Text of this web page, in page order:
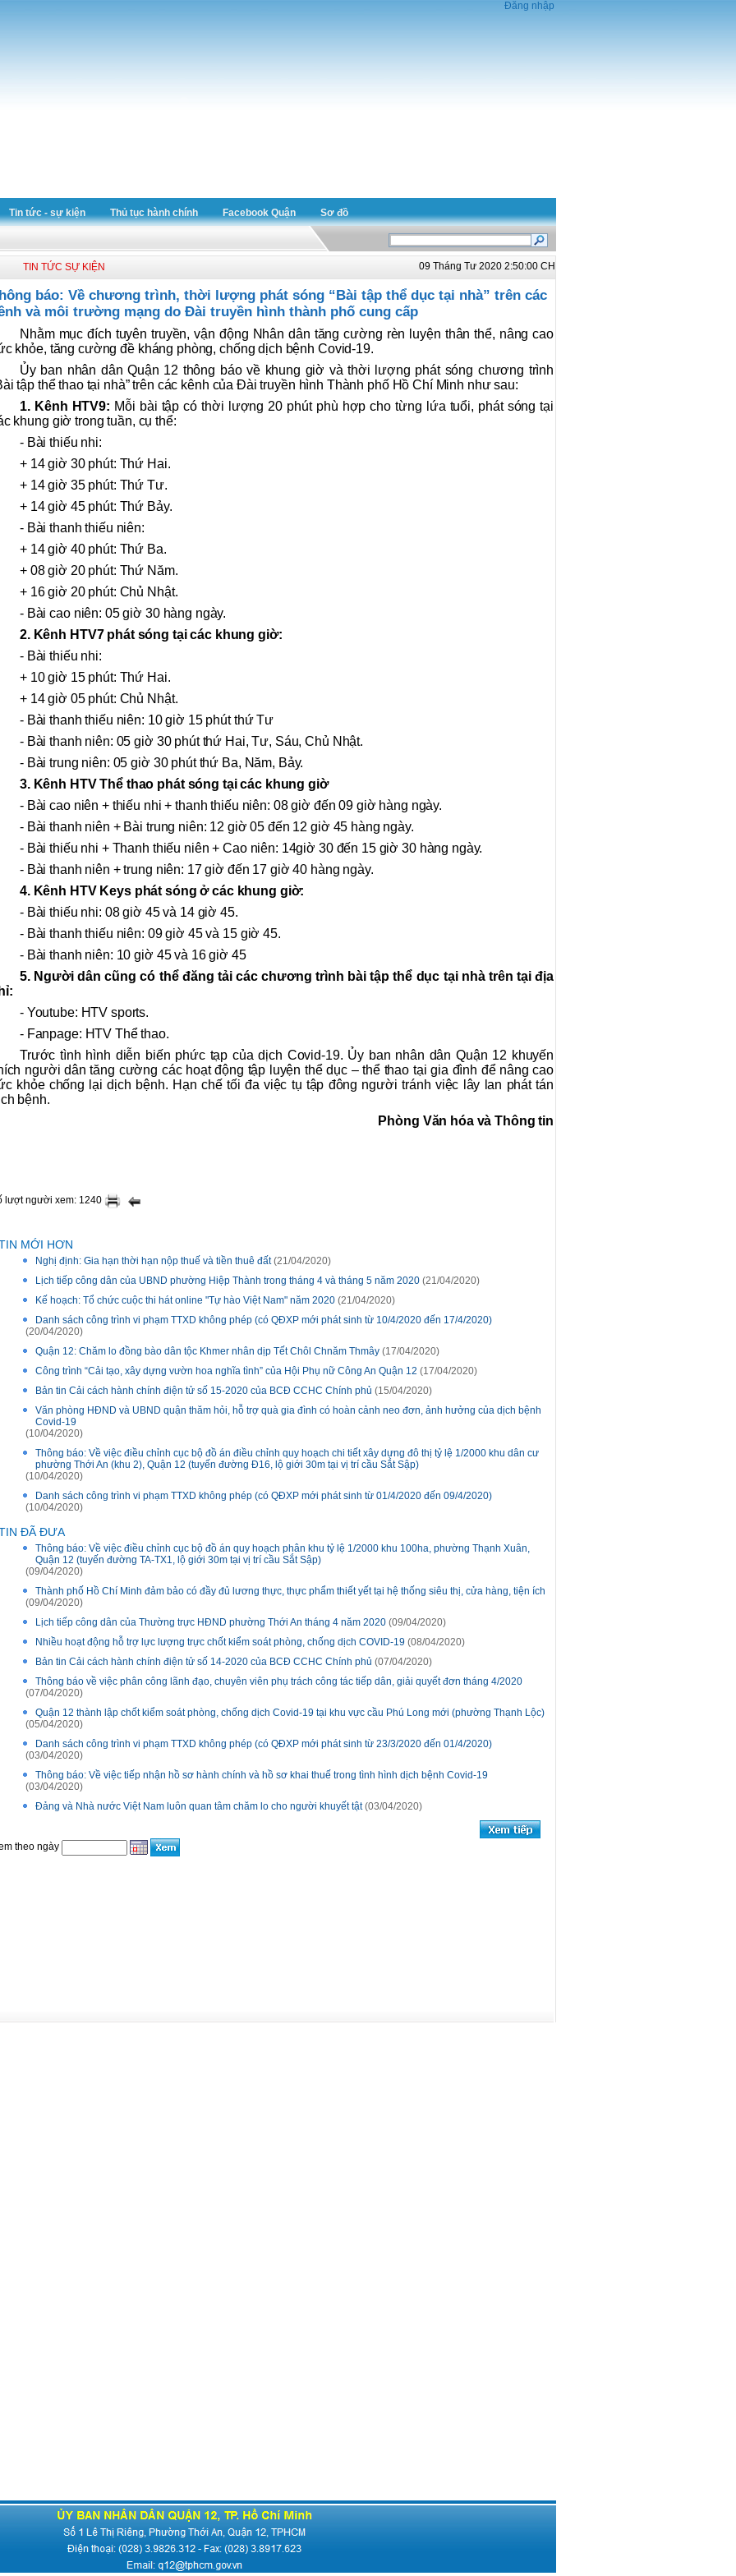
Đăng nhập
Tin tức - sự kiện Thủ tục hành chính Facebook Quận Sơ đồ
TIN TỨC SỰ KIỆN 09 Tháng Tư 2020 2:50:00 CH
báo: Về chương trình, thời lượng phát sóng “Bài tập thể dục tại nhà” trên các
và môi trường mạng do Đài truyền hình thành phố cung cấp
Nhằm mục đích tuyên truyền, vận động Nhân dân tăng cường rèn luyện thân thể, nâng cao
khỏe, tăng cường đề kháng phòng, chống dịch bệnh Covid-19.
Ủy ban nhân dân Quận 12 thông báo về khung giờ và thời lượng phát sóng chương trình
tập thể thao tại nhà” trên các kênh của Đài truyền hình Thành phố Hồ Chí Minh như sau:
1. Kênh HTV9: Mỗi bài tập có thời lượng 20 phút phù hợp cho từng lứa tuổi, phát sóng tại
khung giờ trong tuần, cụ thể:
- Bài thiếu nhi:
+ 14 giờ 30 phút: Thứ Hai.
+ 14 giờ 35 phút: Thứ Tư.
+ 14 giờ 45 phút: Thứ Bảy.
- Bài thanh thiếu niên:
+ 14 giờ 40 phút: Thứ Ba.
+ 08 giờ 20 phút: Thứ Năm.
+ 16 giờ 20 phút: Chủ Nhật.
- Bài cao niên: 05 giờ 30 hàng ngày.
2. Kênh HTV7 phát sóng tại các khung giờ:
- Bài thiếu nhi:
+ 10 giờ 15 phút: Thứ Hai.
+ 14 giờ 05 phút: Chủ Nhật.
- Bài thanh thiếu niên: 10 giờ 15 phút thứ Tư
- Bài thanh niên: 05 giờ 30 phút thứ Hai, Tư, Sáu, Chủ Nhật.
- Bài trung niên: 05 giờ 30 phút thứ Ba, Năm, Bảy.
3. Kênh HTV Thể thao phát sóng tại các khung giờ
- Bài cao niên + thiếu nhi + thanh thiếu niên: 08 giờ đến 09 giờ hàng ngày.
- Bài thanh niên + Bài trung niên: 12 giờ 05 đến 12 giờ 45 hàng ngày.
- Bài thiếu nhi + Thanh thiếu niên + Cao niên: 14giờ 30 đến 15 giờ 30 hàng ngày.
- Bài thanh niên + trung niên: 17 giờ đến 17 giờ 40 hàng ngày.
4. Kênh HTV Keys phát sóng ở các khung giờ:
- Bài thiếu nhi: 08 giờ 45 và 14 giờ 45.
- Bài thanh thiếu niên: 09 giờ 45 và 15 giờ 45.
- Bài thanh niên: 10 giờ 45 và 16 giờ 45
5. Người dân cũng có thể đăng tải các chương trình bài tập thể dục tại nhà trên tại địa
- Youtube: HTV sports.
- Fanpage: HTV Thể thao.
Trước tình hình diễn biến phức tạp của dịch Covid-19. Ủy ban nhân dân Quận 12 khuyến
người dân tăng cường các hoạt động tập luyện thể dục – thể thao tại gia đình để nâng cao
khỏe chống lại dịch bệnh. Hạn chế tối đa việc tụ tập đông người tránh việc lây lan phát tán
bệnh.
Phòng Văn hóa và Thông tin
lượt người xem: 1240
MỚI HƠN
Nghị định: Gia hạn thời hạn nộp thuế và tiền thuê đất(21/04/2020)
Lịch tiếp công dân của UBND phường Hiệp Thành trong tháng 4 và tháng 5 năm 2020 (21/04/2020)
Kế hoạch: Tổ chức cuộc thi hát online "Tự hào Việt Nam" năm 2020 (21/04/2020)
Danh sách công trình vi phạm TTXD không phép (có QĐXP mới phát sinh từ 10/4/2020 đến 17/4/2020)
(20/04/2020)
Quận 12: Chăm lo đồng bào dân tộc Khmer nhân dịp Tết Chôl Chnăm Thmây (17/04/2020)
Công trình “Cải tạo, xây dựng vườn hoa nghĩa tình” của Hội Phụ nữ Công An Quận 12 (17/04/2020)
Bản tin Cải cách hành chính điện tử số 15-2020 của BCĐ CCHC Chính phủ (15/04/2020)
Văn phòng HĐND và UBND quận thăm hỏi, hỗ trợ quà gia đình có hoàn cảnh neo đơn, ảnh hưởng của dịch bệnh
Covid-19
(10/04/2020)
Thông báo: Về việc điều chỉnh cục bộ đồ án điều chỉnh quy hoạch chi tiết xây dựng đô thị tỷ lệ 1/2000 khu dân cư
phường Thới An (khu 2), Quận 12 (tuyến đường Đ16, lộ giới 30m tại vị trí cầu Sắt Sập)
(10/04/2020)
Danh sách công trình vi phạm TTXD không phép (có QĐXP mới phát sinh từ 01/4/2020 đến 09/4/2020)
(10/04/2020)
ĐÃ ĐƯA
Thông báo: Về việc điều chỉnh cục bộ đồ án quy hoạch phân khu tỷ lệ 1/2000 khu 100ha, phường Thạnh Xuân,
Quận 12 (tuyến đường TA-TX1, lộ giới 30m tại vị trí cầu Sắt Sập)
(09/04/2020)
Thành phố Hồ Chí Minh đảm bảo có đầy đủ lương thực, thực phẩm thiết yết tại hệ thống siêu thị, cửa hàng, tiện ích
(09/04/2020)
Lịch tiếp công dân của Thường trực HĐND phường Thới An tháng 4 năm 2020 (09/04/2020)
Nhiều hoạt động hỗ trợ lực lượng trực chốt kiểm soát phòng, chống dịch COVID-19 (08/04/2020)
Bản tin Cải cách hành chính điện tử số 14-2020 của BCĐ CCHC Chính phủ (07/04/2020)
Thông báo về việc phân công lãnh đạo, chuyên viên phụ trách công tác tiếp dân, giải quyết đơn tháng 4/2020
(07/04/2020)
Quận 12 thành lập chốt kiểm soát phòng, chống dịch Covid-19 tại khu vực cầu Phú Long mới (phường Thạnh Lộc)
(05/04/2020)
Danh sách công trình vi phạm TTXD không phép (có QĐXP mới phát sinh từ 23/3/2020 đến 01/4/2020)
(03/04/2020)
Thông báo: Về việc tiếp nhận hồ sơ hành chính và hồ sơ khai thuế trong tình hình dịch bệnh Covid-19
(03/04/2020)
Đảng và Nhà nước Việt Nam luôn quan tâm chăm lo cho người khuyết tật(03/04/2020)
theo ngày